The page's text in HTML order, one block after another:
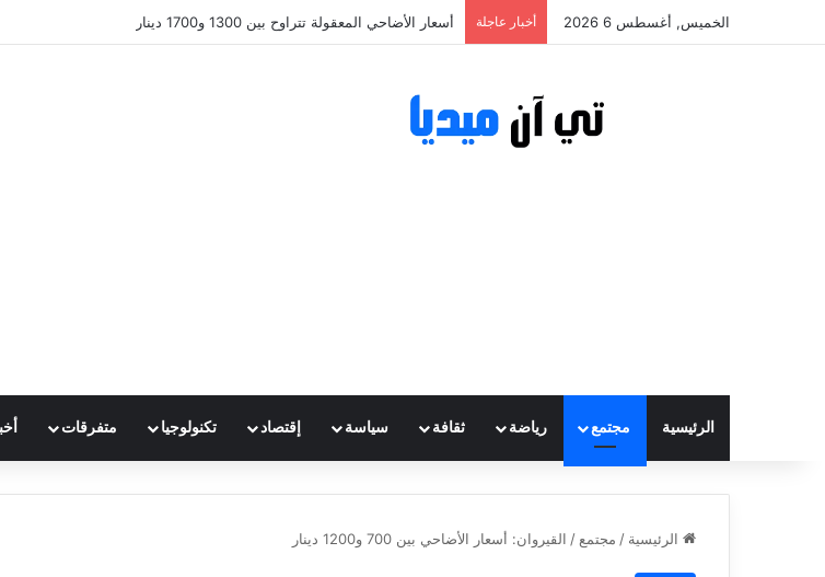
الخميس, أغسطس 6 2026 أخبار عاجلة أسعار الأضاحي المعقولة تتراوح بين 1300 و1700 دينار
الرئيسية مجتمع رياضة ثقافة سياسة إقتصاد تكنولوجيا متفرقات
الرئيسية / مجتمع / القيروان: أسعار الأضاحي بين 700 و1200 دينار